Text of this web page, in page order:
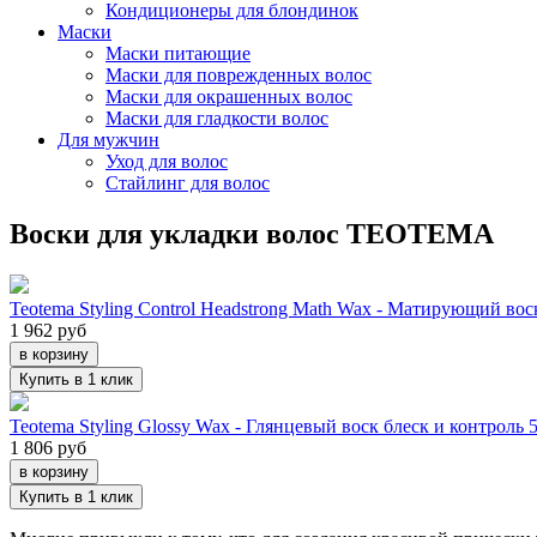
Кондиционеры для блондинок
Маски
Маски питающие
Маски для поврежденных волос
Маски для окрашенных волос
Маски для гладкости волос
Для мужчин
Уход для волос
Стайлинг для волос
Воски для укладки волос TEOTEMA
Teotema Styling Control Headstrong Math Wax - Матирующий
1 962 руб
в корзину
Купить в 1 клик
Teotema Styling Glossy Wax - Глянцевый воск блеск и контроль
1 806 руб
в корзину
Купить в 1 клик